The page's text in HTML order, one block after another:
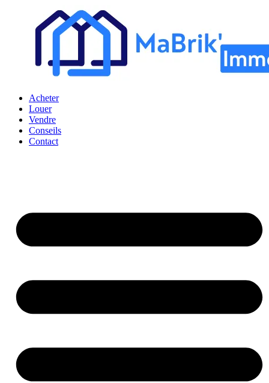
Acheter
Louer
Vendre
Conseils
Contact